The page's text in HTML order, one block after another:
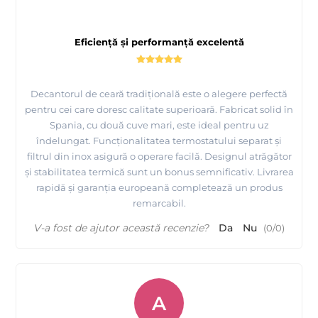
diametrul sitei este de 14,3 cm , adincimea sitei este de 10,5
diametrul orificiilor sitei sub 1mm
dimesniune cutie in care este ambalt decantorul :
lungime 62 cm , latime 33 cm , inaltime 23 cm
Decantorul este de calitate superioara fabricat in
Spania.
Beneficiaza de garantie Europeana de la producator
de 24 luni.
Livrare GRATUITA din stoc pe teritoriul Romaniei prin Fan
La orice Decantor cumparat, daca mai cumparati si un
Ucenic cu roti pentru decantor obtineti o reducere de
100lei !
Eficiență și performanță excelentă
Decantorul de ceară tradițională este o alegere perfectă
pentru cei care doresc calitate superioară. Fabricat solid în
Spania, cu două cuve mari, este ideal pentru uz
îndelungat. Funcționalitatea termostatului separat și
filtrul din inox asigură o operare facilă. Designul atrăgător
și stabilitatea termică sunt un bonus semnificativ. Livrarea
rapidă și garanția europeană completează un produs
remarcabil.
V-a fost de ajutor această recenzie? Da Nu (0/0)
A